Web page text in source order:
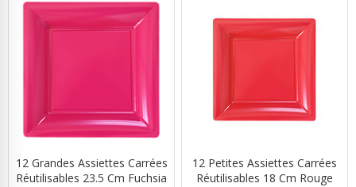
12 Grandes Assiettes Carrées
Réutilisables 23.5 Cm Fuchsia
12 Petites Assiettes Carrées
Réutilisables 18 Cm Rouge